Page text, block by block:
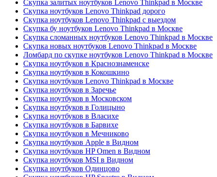
Скупка залитых ноутбуков Lenovo Thinkpad в Москве
Скупка ноутбуков Lenovo Thinkpad дорого
Скупка ноутбуков Lenovo Thinkpad с выездом
Скупка бу ноутбуков Lenovo Thinkpad в Москве
Скупка сломанных ноутбуков Lenovo Thinkpad в Москве
Скупка новых ноутбуков Lenovo Thinkpad в Москве
Ломбард по скупке ноутбуков Lenovo Thinkpad в Москве
Скупка ноутбуков в Краснознаменске
Скупка ноутбуков в Кокошкино
Скупка ноутбуков Lenovo Thinkpad в Москве
Скупка ноутбуков в Заречье
Скупка ноутбуков в Московском
Скупка ноутбуков в Голицыно
Скупка ноутбуков в Власихе
Скупка ноутбуков в Барвихе
Скупка ноутбуков в Мечниково
Скупка ноутбуков Apple в Видном
Скупка ноутбуков HP Omen в Видном
Скупка ноутбуков MSI в Видном
Скупка ноутбуков Одинцово